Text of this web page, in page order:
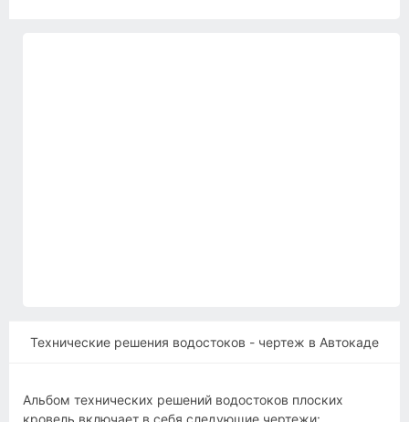
Технические решения водостоков - чертеж в Автокаде
Альбом технических решений водостоков плоских
кровель включает в себя следующие чертежи: